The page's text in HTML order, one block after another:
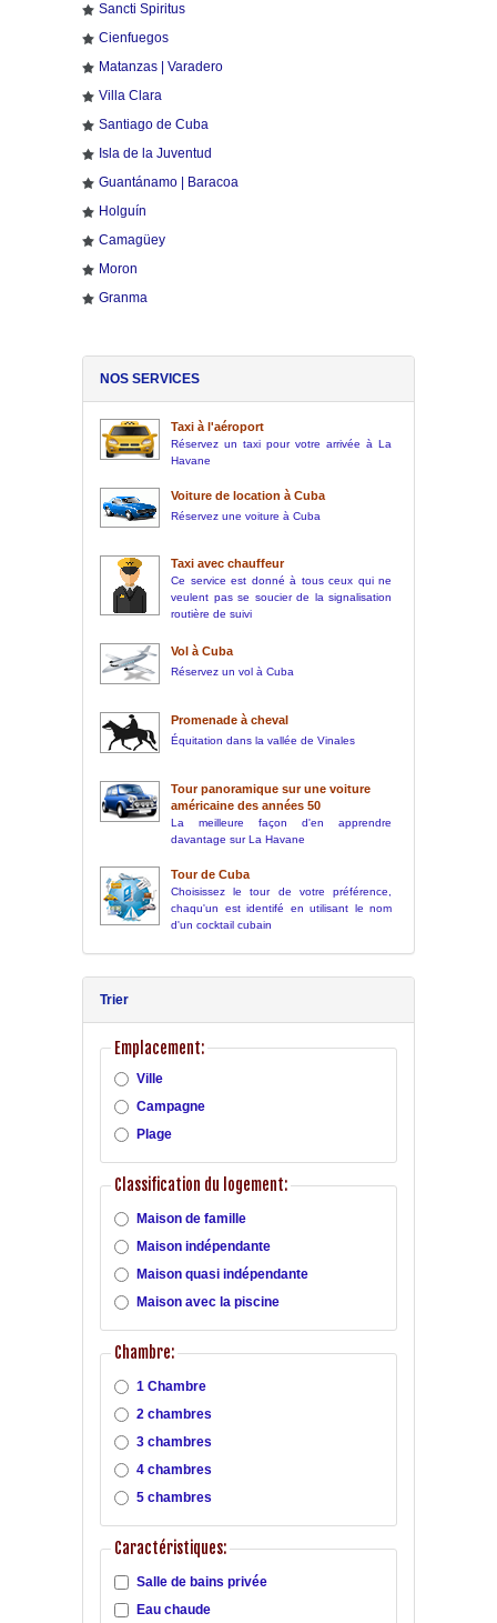
Sancti Spiritus
Cienfuegos
Matanzas | Varadero
Villa Clara
Santiago de Cuba
Isla de la Juventud
Guantánamo | Baracoa
Holguín
Camagüey
Moron
Granma
NOS SERVICES
Taxi à l'aéroport
Réservez un taxi pour votre arrivée à La
Havane
Voiture de location à Cuba
Réservez une voiture à Cuba
Taxi avec chauffeur
Ce service est donné à tous ceux qui ne
veulent pas se soucier de la signalisation
routière de suivi
Vol à Cuba
Réservez un vol à Cuba
Promenade à cheval
Équitation dans la vallée de Vinales
Tour panoramique sur une voiture
américaine des années 50
La meilleure façon d'en apprendre
davantage sur La Havane
Tour de Cuba
Choisissez le tour de votre préférence,
chaqu'un est identifé en utilisant le nom
d'un cocktail cubain
Trier
Emplacement:
Ville
Campagne
Plage
Classification du logement:
Maison de famille
Maison indépendante
Maison quasi indépendante
Maison avec la piscine
Chambre:
1 Chambre
2 chambres
3 chambres
4 chambres
5 chambres
Caractéristiques:
Salle de bains privée
Eau chaude